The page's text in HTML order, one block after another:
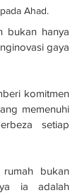
Ahad.
bukan hanya
gaya
komitmen
memenuhi
setiap
bukan
ia adalah